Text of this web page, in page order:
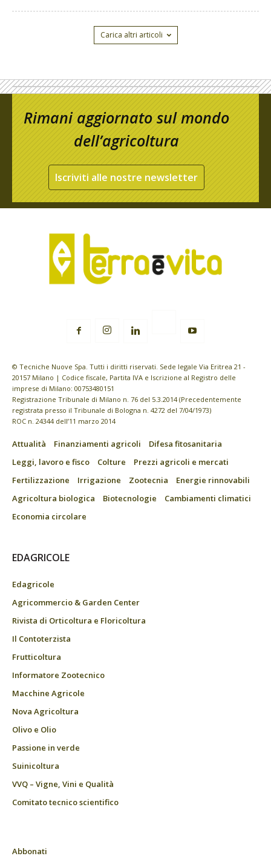
Carica altri articoli
Rimani aggiornato sul mondo
dell’agricoltura
Iscriviti alle nostre newsletter
© Tecniche Nuove Spa. Tutti i diritti riservati. Sede legale Via Eritrea 21 -
20157 Milano | Codice fiscale, Partita IVA e Iscrizione al Registro delle
imprese di Milano: 00753480151
Registrazione Tribunale di Milano n. 76 del 5.3.2014 (Precedentemente
registrata presso il Tribunale di Bologna n. 4272 del 7/04/1973)
ROC n. 24344 dell’11 marzo 2014
Attualità Finanziamenti agricoli
Difesa fitosanitaria
Leggi, lavoro e fisco
Colture
Prezzi agricoli e mercati
Fertilizzazione
Irrigazione Zootecnia
Energie rinnovabili
Agricoltura biologica
Biotecnologie
Cambiamenti climatici
Economia circolare
EDAGRICOLE
Edagricole
Agricommercio & Garden Center
Rivista di Orticoltura e Floricoltura
Il Contoterzista
Frutticoltura
Informatore Zootecnico
Macchine Agricole
Nova Agricoltura
Olivo e Olio
Passione in verde
Suinicoltura
VVQ – Vigne, Vini e Qualità
Comitato tecnico scientifico
Abbonati